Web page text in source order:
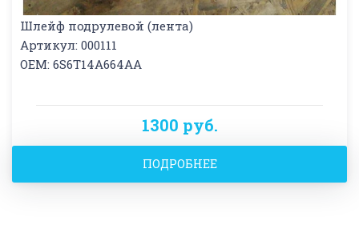
Шлейф подрулевой (лента)
Артикул: 000111
OEM: 6S6T14A664AA
1300 руб.
ПОДРОБНЕЕ